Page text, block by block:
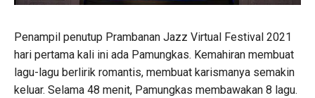
Penampil penutup Prambanan Jazz Virtual Festival 2021
hari pertama kali ini ada Pamungkas. Kemahiran membuat
lagu-lagu berlirik romantis, membuat karismanya semakin
keluar. Selama 48 menit, Pamungkas membawakan 8 lagu.